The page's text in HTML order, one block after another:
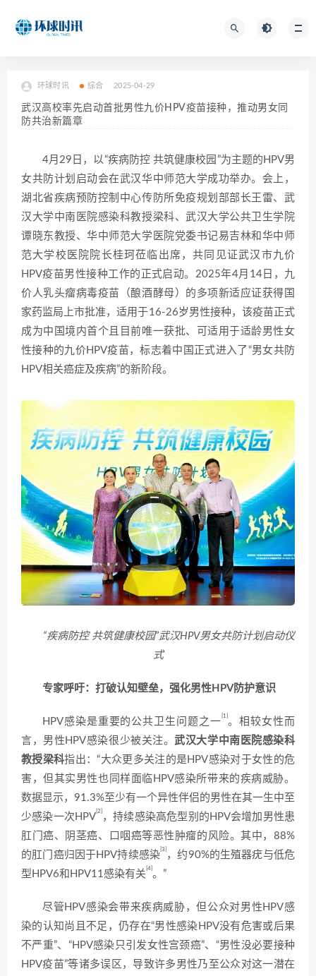
环球时讯 综合 2025-04-29
武汉高校率先启动首批男性九价HPV疫苗接种，推动男女同
防共治新篇章
4月29日，以“疾病防控 共筑健康校园”为主题的HPV男
女共防计划启动会在武汉华中师范大学成功举办。会上，
湖北省疾病预防控制中心传防所免疫规划部部长王雷、武
汉大学中南医院感染科教授梁科、武汉大学公共卫生学院
谭晓东教授、华中师范大学医院党委书记易吉林和华中师
范大学校医院院长桂珂莅临出席，共同见证武汉市九价
HPV疫苗男性接种工作的正式启动。2025年4月14日，九
价人乳头瘤病毒疫苗（酿酒酵母）的多项新适应证获得国
家药监局上市批准，适用于16-26岁男性接种，该疫苗正式
成为中国境内首个且目前唯一获批、可适用于适龄男性女
性接种的九价HPV疫苗，标志着中国正式进入了“男女共防
HPV相关癌症及疾病”的新阶段。
“疾病防控 共筑健康校园”武汉HPV男女共防计划启动仪
式
专家呼吁：打破认知壁垒，强化男性HPV防护意识
HPV感染是重要的公共卫生问题之一
[1]
。相较女性而
言，男性HPV感染很少被关注。武汉大学中南医院感染科
教授梁科指出：“大众更多关注的是HPV感染对于女性的危
害，但其实男性也同样面临HPV感染所带来的疾病威胁。
数据显示，91.3%至少有一个异性伴侣的男性在其一生中至
少感染一次HPV
[2]
，持续感染高危型别的HPV会增加男性患
肛门癌、阴茎癌、口咽癌等恶性肿瘤的风险。其中，88%
的肛门癌归因于HPV持续感染
[3]
，约90%的生殖器疣与低危
型HPV6和HPV11感染有关
[4]
。”
尽管HPV感染会带来疾病威胁，但公众对男性HPV感
染的认知尚且不足，仍存在“男性感染HPV没有危害或后果
不严重”、“HPV感染只引发女性宫颈癌”、“男性没必要接种
HPV疫苗”等诸多误区，导致许多男性乃至公众对这一潜在